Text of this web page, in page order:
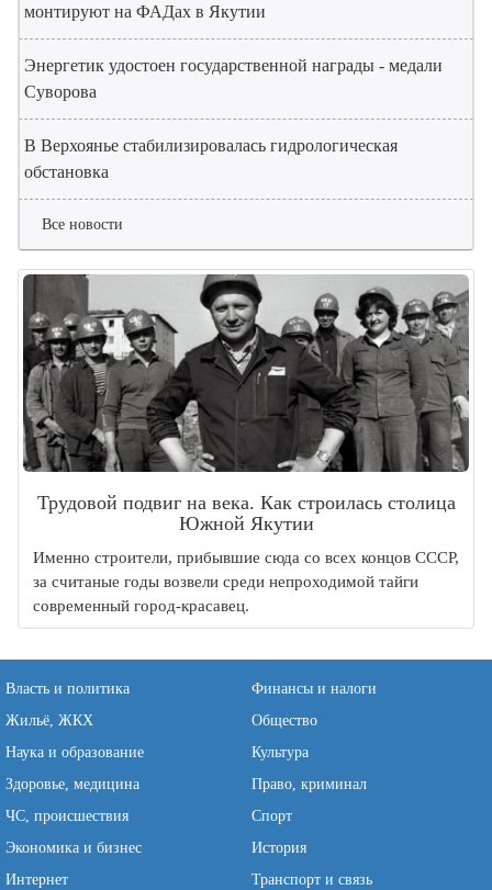
монтируют на ФАДах в Якутии
Энергетик удостоен государственной награды - медали
Суворова
В Верхоянье стабилизировалась гидрологическая
обстановка
Все новости
Трудовой подвиг на века. Как строилась столица
Южной Якутии
Именно строители, прибывшие сюда со всех концов СССР,
за считаные годы возвели среди непроходимой тайги
современный город-красавец.
Власть и политика
Финансы и налоги
Жильё, ЖКХ
Общество
Наука и образование
Культура
Здоровье, медицина
Право, криминал
ЧС, происшествия
Спорт
Экономика и бизнес
История
Интернет
Транспорт и связь